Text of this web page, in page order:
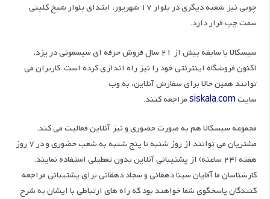
چوبی نیز شعبه دیگری در بلوار 17 شهریور، ابتدای بلوار شیخ کلینی
سمت چپ قرار دارد.
سیسکالا با سابقه بیش از 21 سال فروش حرفه ای سیسمونی در یزد،
اکنون فروشگاه اینترنتی خود را نیز راه اندازی کرده است. کاربران می
توانند همین حالا برای سفارش آنلاین، به وب
سایتsiskala.comمراجعه کنند.
مجموعه سیسکالا هم به صورت حضوری و نیز آنلاین فعالیت می کند.
مشتریان می توانند از روز شنبه تا پنج شنبه به شعب حضوری و در 7 روز
هفته (24 ساعته) از پشتیبانی آنلاین بدون تعطیلی استفاده نمایند.
کارشناسان ما آقایان سینا دهقانی و سجاد دهقانی برای پشتیبانی مراجعه
کنندگان پاسخگوی شما خواهند بود که راه های ارتباطی با ایشان به شرح